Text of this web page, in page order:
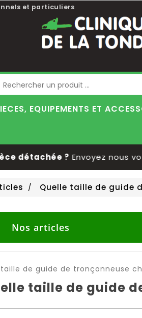
et particuliers
EQUIPEMENTS ET
détachée ?Envoyez nous
Quelle taille de guide
Nos articles
taille de guide